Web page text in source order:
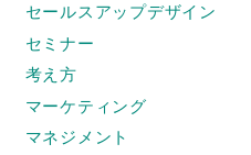
セールスアップデザイン
セミナー
考え方
マーケティング
マネジメント